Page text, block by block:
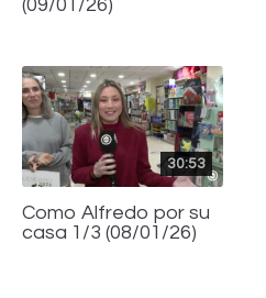
(09/01/26)
30:53
Como Alfredo por su
casa 1/3 (08/01/26)